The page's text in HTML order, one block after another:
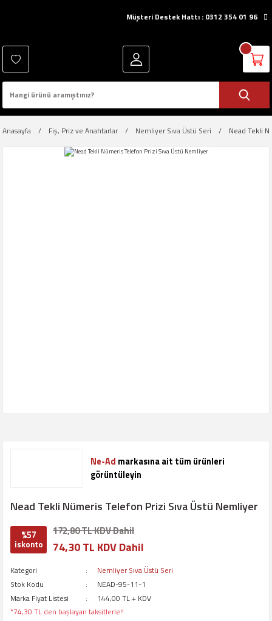
Müşteri Destek Hattı : 0312 354 01 96
Anasayfa Fiş, Priz ve Anahtarlar Nemliyer Sıva Üstü Seri Nead Tekli
Ne-Ad markasına ait tüm ürünleri
görüntüleyin
Nead Tekli Nümeris Telefon Prizi Sıva Üstü Nemliyer
%57
iskonto
172,80 TL KDV Dahil
74,30 TL KDV Dahil
Kategori
Nemliyer Sıva Üstü Seri
Stok Kodu
NEAD-95-11-1
Marka Fiyat Listesi
144,00 TL + KDV
*74,30 TL den başlayan taksitlerle!!